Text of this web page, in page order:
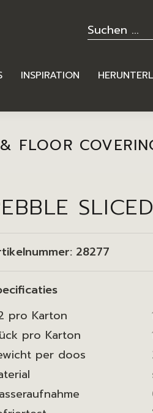
INSPIRATION
FLOOR
28277
pro Karton
pro Karton
per doos